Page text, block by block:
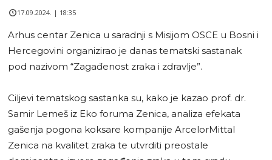
17.09.2024. | 18:35
Arhus centar Zenica u saradnji s Misijom OSCE u Bosni i
Hercegovini organizirao je danas tematski sastanak
pod nazivom “Zagađenost zraka i zdravlje”.
Ciljevi tematskog sastanka su, kako je kazao prof. dr.
Samir Lemeš iz Eko foruma Zenica, analiza efekata
gašenja pogona koksare kompanije ArcelorMittal
Zenica na kvalitet zraka te utvrditi preostale